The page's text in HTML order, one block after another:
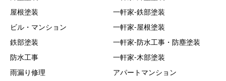
屋根塗装
ビル・マンション
鉄部塗装
防水工事
雨漏り修理
一軒家‐鉄部塗装
一軒家‐屋根塗装
一軒家‐防水工事・防塵塗装
一軒家‐木部塗装
アパートマンション